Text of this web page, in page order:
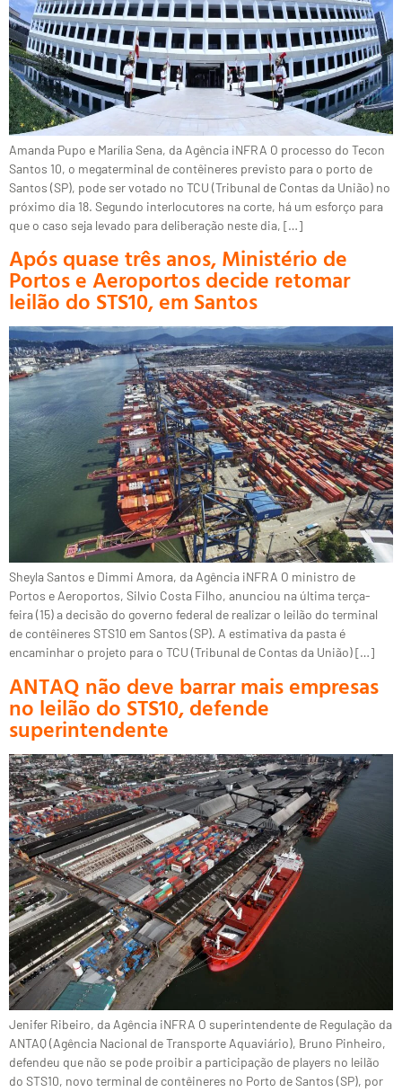
Amanda Pupo e Marília Sena, da Agência iNFRA O processo do Tecon
Santos 10, o megaterminal de contêineres previsto para o porto de
Santos (SP), pode ser votado no TCU (Tribunal de Contas da União) no
próximo dia 18. Segundo interlocutores na corte, há um esforço para
que o caso seja levado para deliberação neste dia, […]
Após quase três anos, Ministério de
Portos e Aeroportos decide retomar
leilão do STS10, em Santos
Sheyla Santos e Dimmi Amora, da Agência iNFRA O ministro de
Portos e Aeroportos, Silvio Costa Filho, anunciou na última terça-
feira (15) a decisão do governo federal de realizar o leilão do terminal
de contêineres STS10 em Santos (SP). A estimativa da pasta é
encaminhar o projeto para o TCU (Tribunal de Contas da União) […]
ANTAQ não deve barrar mais empresas
no leilão do STS10, defende
superintendente
Jenifer Ribeiro, da Agência iNFRA O superintendente de Regulação da
ANTAQ (Agência Nacional de Transporte Aquaviário), Bruno Pinheiro,
defendeu que não se pode proibir a participação de players no leilão
do STS10, novo terminal de contêineres no Porto de Santos (SP), por